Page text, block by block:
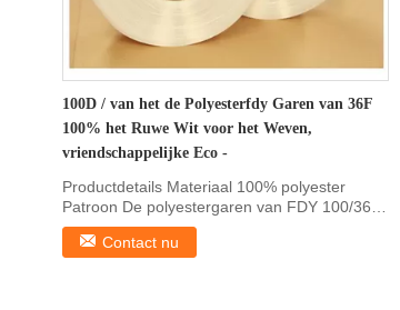
100D / van het de Polyesterfdy Garen van 36F
100% het Ruwe Wit voor het Weven,
vriendschappelijke Eco -
Productdetails Materiaal 100% polyester
Patroon De polyestergaren van FDY 100/36
Kleur Verdovend ...
Contact nu